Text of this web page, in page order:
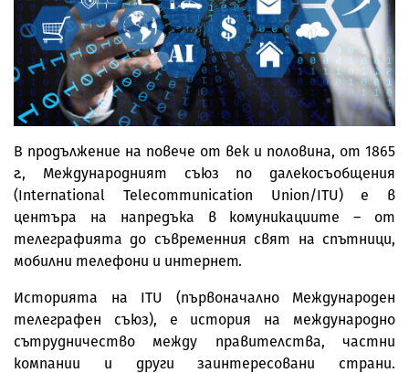
В продължение на повече от век и половина, от 1865
г., Международният съюз по далекосъобщения
(International Telecommunication Union/ITU) е в
центъра на напредъка в комуникациите – от
телеграфията до съвременния свят на спътници,
мобилни телефони и интернет.
Историята на ITU (първоначално Международен
телеграфен съюз), е история на международно
сътрудничество между правителства, частни
компании и други заинтересовани страни.